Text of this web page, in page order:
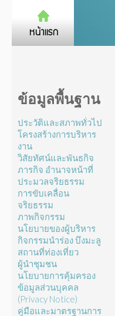
ข้อมูลพื้นฐาน
ประวัติและสภาพทั่วไป
โครงสร้างการบริหาร
งาน
วิสัยทัศน์และพันธกิจ
ภารกิจ อำนาจหน้าที่
ประมวลจริยธรรม
การขับเคลื่อน
จริยธรรม
ภาพกิจกรรม
นโยบายของผู้บริหาร
กิจกรรมนำร่อง บึงมะลู
สถานที่ท่องเที่ยว
ผู้นำชุมชน
นโยบายการคุ้มครอง
ข้อมูลส่วนบุคคล
(Privacy Notice)
คู่มือและมาตรฐานการ